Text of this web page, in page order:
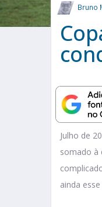
Bruno
Julho de
somado à
ainda